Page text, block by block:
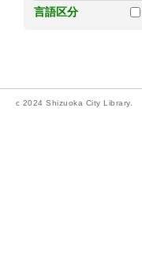
言語区分
c 2024 Shizuoka City Library.